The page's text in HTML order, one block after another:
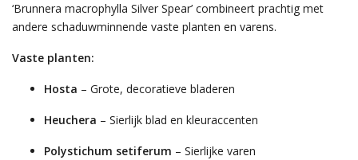
‘Brunnera macrophylla Silver Spear’ combineert prachtig met
andere schaduwminnende vaste planten en varens.
Vaste planten:
Hosta – Grote, decoratieve bladeren
Heuchera – Sierlijk blad en kleuraccenten
Polystichum setiferum – Sierlijke varen